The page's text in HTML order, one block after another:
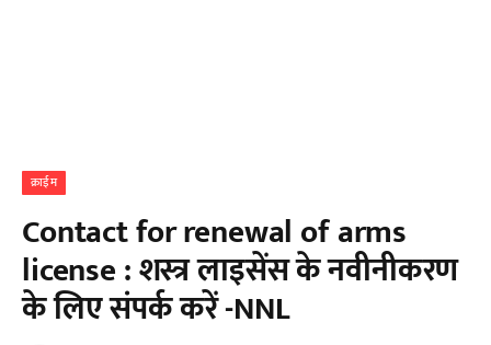
क्राईम
Contact for renewal of arms
license : शस्त्र लाइसेंस के नवीनीकरण
के लिए संपर्क करें -NNL